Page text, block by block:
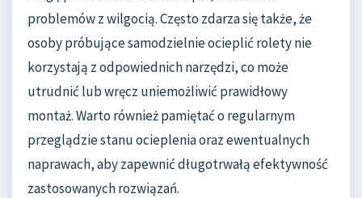
problemów z wilgocią. Często zdarza się także, że
osoby próbujące samodzielnie ocieplić rolety nie
korzystają z odpowiednich narzędzi, co może
utrudnić lub wręcz uniemożliwić prawidłowy
montaż. Warto również pamiętać o regularnym
przeglądzie stanu ocieplenia oraz ewentualnych
naprawach, aby zapewnić długotrwałą efektywność
zastosowanych rozwiązań.